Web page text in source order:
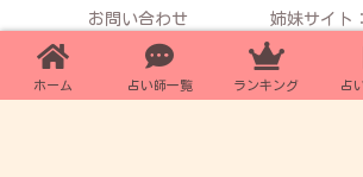
お問い合わせ 姉妹サイト
Fleur厳選!!電話占いおすすめ
© 2020 占い口コミならFleur～占い師
ホーム 占い師一覧 ランキング 占